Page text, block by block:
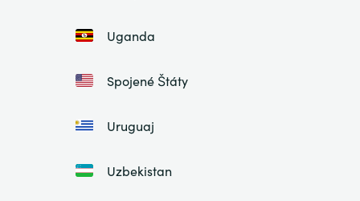
Uganda
Spojené Štáty
Uruguaj
Uzbekistan